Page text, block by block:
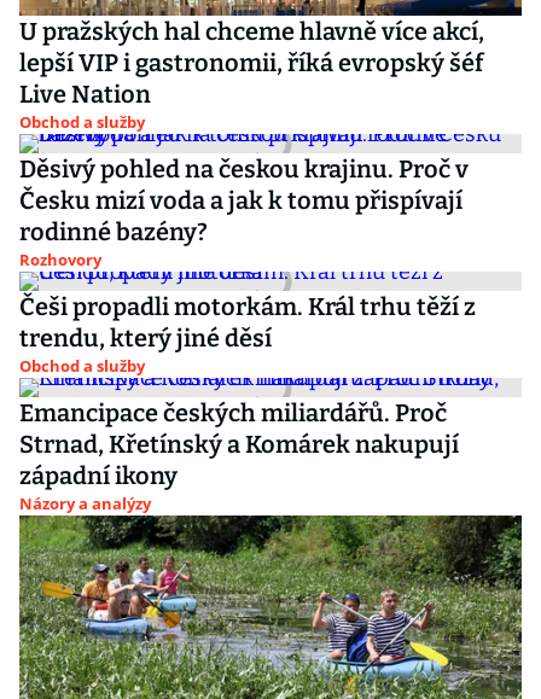
U pražských hal chceme hlavně více akcí,
lepší VIP i gastronomii, říká evropský šéf
Live Nation
Obchod a služby
Děsivý pohled na českou krajinu. Proč v
Česku mizí voda a jak k tomu přispívají
rodinné bazény?
Rozhovory
Češi propadli motorkám. Král trhu těží z
trendu, který jiné děsí
Obchod a služby
Emancipace českých miliardářů. Proč
Strnad, Křetínský a Komárek nakupují
západní ikony
Názory a analýzy